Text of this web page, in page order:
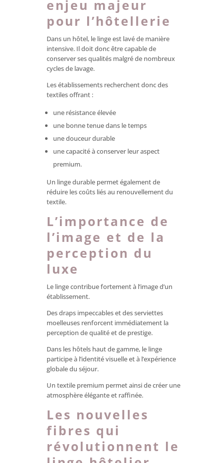
enjeu majeur
pour l’hôtellerie
Dans un hôtel, le linge est lavé de manière
intensive. Il doit donc être capable de
conserver ses qualités malgré de nombreux
cycles de lavage.
Les établissements recherchent donc des
textiles offrant :
une résistance élevée
une bonne tenue dans le temps
une douceur durable
une capacité à conserver leur aspect
premium.
Un linge durable permet également de
réduire les coûts liés au renouvellement du
textile.
L’importance de
l’image et de la
perception du
luxe
Le linge contribue fortement à l’image d’un
établissement.
Des draps impeccables et des serviettes
moelleuses renforcent immédiatement la
perception de qualité et de prestige.
Dans les hôtels haut de gamme, le linge
participe à l’identité visuelle et à l’expérience
globale du séjour.
Un textile premium permet ainsi de créer une
atmosphère élégante et raffinée.
Les nouvelles
fibres qui
révolutionnent le